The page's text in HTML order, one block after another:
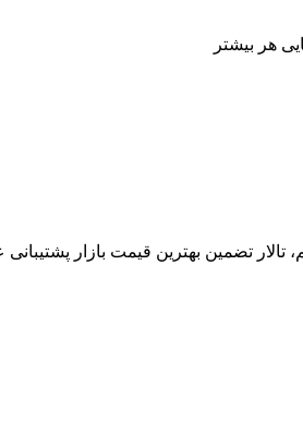
هر بیشتر
تضمین بهترین قیمت بازار پشتیبانی